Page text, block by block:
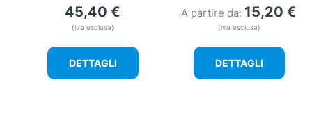
45,40 €
(iva esclusa)
DETTAGLI
A partire da: 15,20 €
(iva esclusa)
DETTAGLI